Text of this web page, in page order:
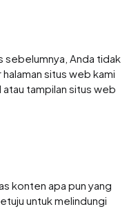
sebelumnya, Anda tidak
situs web kami
tampilan situs web
konten apa pun yang
untuk melindungi